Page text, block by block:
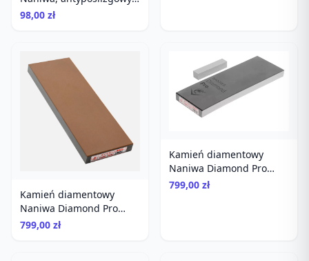
uniwersalny, do ostrzenia
98,00 zł
Kamień diamentowy
Naniwa Diamond Pro
Stone #400
799,00 zł
Kamień diamentowy
Naniwa Diamond Pro
Stone #600
799,00 zł